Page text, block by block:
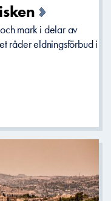
mark i delar av
råder eldningsförbud i